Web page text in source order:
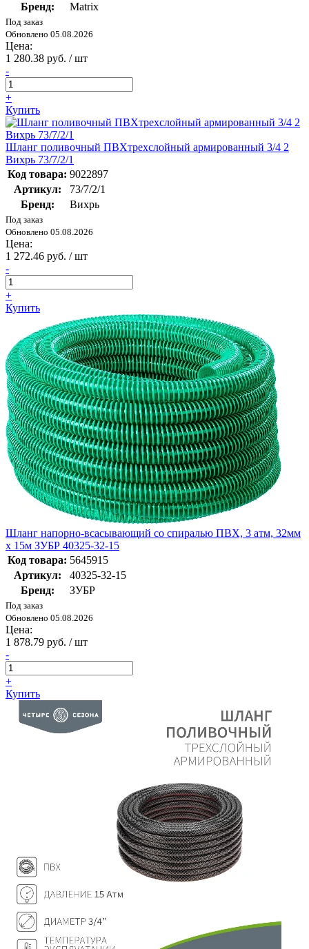
Бренд:
Matrix
Под заказ
Обновлено 05.08.2026
Цена:
1 280.38 руб. / шт
-
+
Купить
Шланг поливочный ПВХтрехслойный армированный 3/4 2
Вихрь 73/7/2/1
Код товара: 9022897
Артикул:
73/7/2/1
Бренд:
Вихрь
Под заказ
Обновлено 05.08.2026
Цена:
1 272.46 руб. / шт
-
+
Купить
Шланг напорно-всасывающий со спиралью ПВХ, 3 атм, 32мм
х 15м ЗУБР 40325-32-15
Код товара: 5645915
Артикул:
40325-32-15
Бренд:
ЗУБР
Под заказ
Обновлено 05.08.2026
Цена:
1 878.79 руб. / шт
-
+
Купить